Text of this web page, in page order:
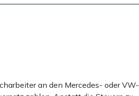
an den Mercedes- oder VW-